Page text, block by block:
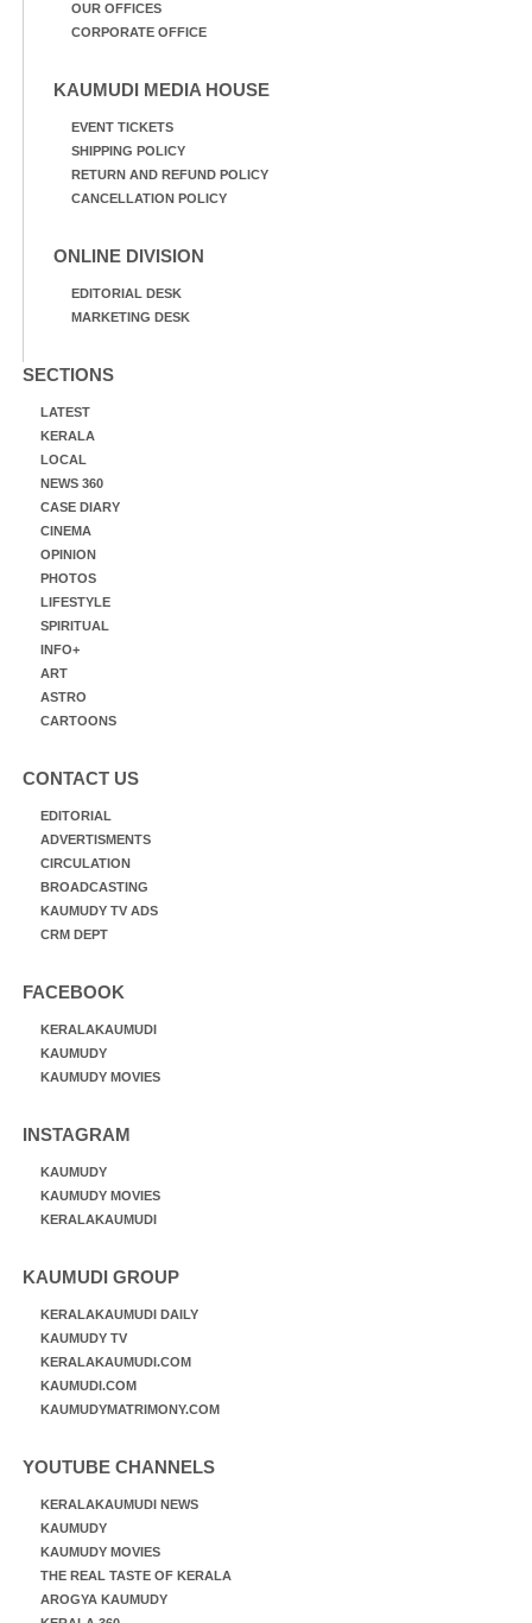
OUR OFFICES
CORPORATE OFFICE
KAUMUDI MEDIA HOUSE
EVENT TICKETS
SHIPPING POLICY
RETURN AND REFUND POLICY
CANCELLATION POLICY
ONLINE DIVISION
EDITORIAL DESK
MARKETING DESK
SECTIONS
LATEST
KERALA
LOCAL
NEWS 360
CASE DIARY
CINEMA
OPINION
PHOTOS
LIFESTYLE
SPIRITUAL
INFO+
ART
ASTRO
CARTOONS
CONTACT US
EDITORIAL
ADVERTISMENTS
CIRCULATION
BROADCASTING
KAUMUDY TV ADS
CRM DEPT
FACEBOOK
KERALAKAUMUDI
KAUMUDY
KAUMUDY MOVIES
INSTAGRAM
KAUMUDY
KAUMUDY MOVIES
KERALAKAUMUDI
KAUMUDI GROUP
KERALAKAUMUDI DAILY
KAUMUDY TV
KERALAKAUMUDI.COM
KAUMUDI.COM
KAUMUDYMATRIMONY.COM
YOUTUBE CHANNELS
KERALAKAUMUDI NEWS
KAUMUDY
KAUMUDY MOVIES
THE REAL TASTE OF KERALA
AROGYA KAUMUDY